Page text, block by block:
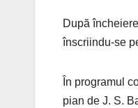
După
înscriindu-se
În programul
pian de J. S.